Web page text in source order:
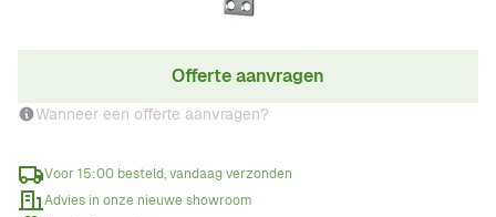
Offerte aanvragen
Wanneer een offerte aanvragen?
Voor 15:00 besteld, vandaag verzonden
Advies in onze nieuwe showroom